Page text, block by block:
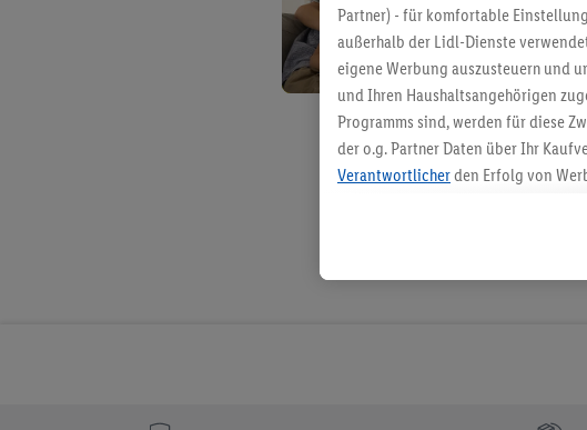
Partner) - für komfortable
außerhalb der Lidl-Dienste
eigene Werbung auszusteuern und
und Ihren Haushaltsangehörigen
Programms sind, werden für diese
der o.g. Partner Daten über Ihr
Verantwortlicherden Erfolg von
angereicherten Profilen. Dies
Kaufverhalten in den Lidl-Diensten,
genauen Standortdaten) auch über
Erfolgsmessung der Werbung, zur
Sicherung und Optimierung dieser